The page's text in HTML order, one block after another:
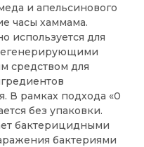
и апельсинового
часы хаммама.
используется для
средством для
В рамках подхода «0
без упаковки.
бактерицидными
бактериями